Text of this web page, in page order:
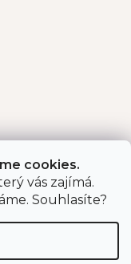
cookies.
vás zajímá.
Souhlasíte?